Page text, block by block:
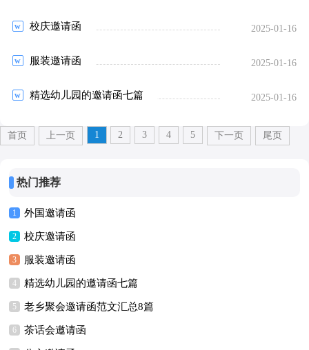
校庆邀请函 2025-01-16
服装邀请函 2025-01-16
精选幼儿园的邀请函七篇 2025-01-16
首页 上一页 1 2 3 4 5 下一页 尾页
热门推荐
1 外国邀请函
2 校庆邀请函
3 服装邀请函
4 精选幼儿园的邀请函七篇
5 老乡聚会邀请函范文汇总8篇
6 茶话会邀请函